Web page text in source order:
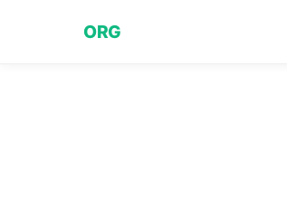
ORG